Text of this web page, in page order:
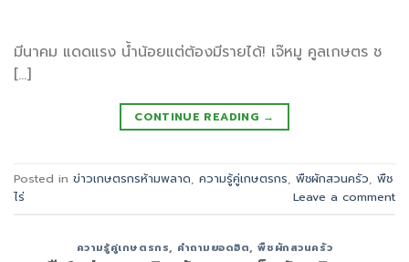
มีนาคม แดดแรง น้ำน้อยแต่ต้องมีรายได้! เจ๊หมู คูลเกษตร ช
[…]
CONTINUE READING →
Posted in ข่าวเกษตรกรห้ามพลาด, ความรู้คู่เกษตรกร, พืชผักสวนครัว, พืช
ไร่
Leave a comment
ความรู้คู่เกษตรกร, คำถามยอดฮิต,พืชผักสวนครัว